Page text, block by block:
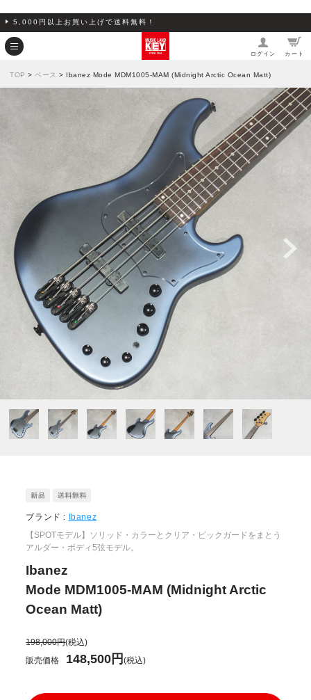
5,000円以上お買い上げで送料無料！
ログイン カート
TOP > ベース > Ibanez Mode MDM1005-MAM (Midnight Arctic Ocean Matt)
ブランド :
Ibanez
【SPOTモデル】ソリッド・カラーとクリア・ピックガードをまとう
アルダー・ボディ5弦モデル。
Ibanez
Mode MDM1005-MAM (Midnight Arctic
Ocean Matt)
198,000円(税込)
販売価格
148,500円(税込)